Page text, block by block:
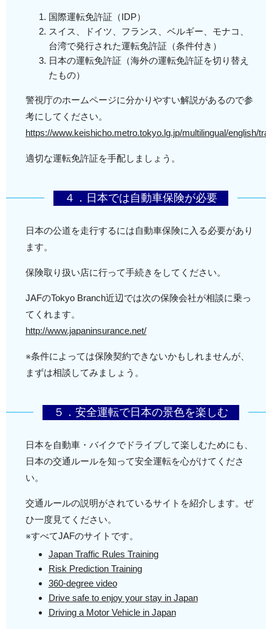
国際運転免許証（IDP）
スイス、ドイツ、フランス、ベルギー、モナコ、
台湾で発行された運転免許証（条件付き）
日本の運転免許証（海外の運転免許証を切り替え
たもの）
警視庁のホームページに分かりやすい解説があるので参
考にしてください。
https://www.keishicho.metro.tokyo.lg.jp/multilingual/english/
適切な運転免許証を手配しましょう。
４．日本では自動車保険が必要
日本の公道を走行するには自動車保険に入る必要があり
ます。
保険取り扱い店に行って手続きをしてください。
JAFのTokyo Branch近辺では次の保険会社が相談に乗っ
てくれます。
http://www.japaninsurance.net/
※条件によっては保険契約できないかもしれませんが、
まずは相談してみましょう。
５．安全運転で日本の景色を楽しむ
日本を自動車・バイクでドライブして楽しむためにも、
日本の交通ルールを知って安全運転を心がけてくださ
い。
交通ルールの説明がされているサイトを紹介します。ぜ
ひ一度見てください。
※すべてJAFのサイトです。
Japan Traffic Rules Training
Risk Prediction Training
360-degree video
Drive safe to enjoy your stay in Japan
Driving a Motor Vehicle in Japan